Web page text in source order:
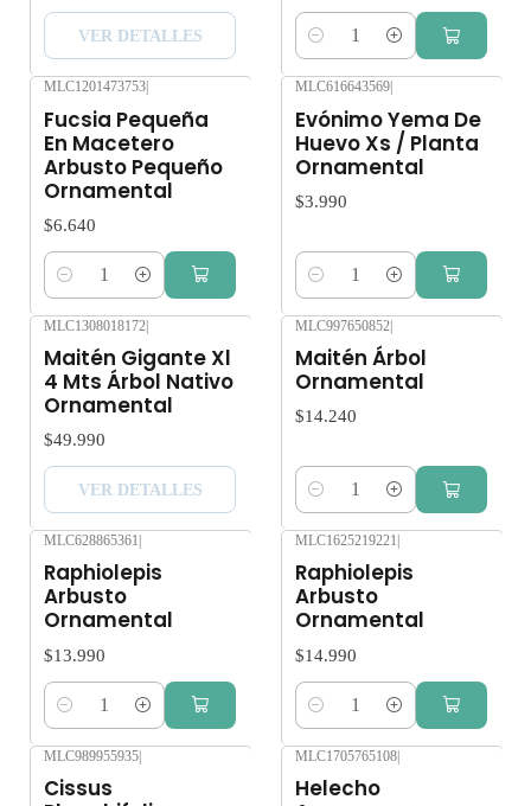
VER DETALLES
Cantidad
MLC1201473753
Fucsia Pequeña
En Macetero
Arbusto Pequeño
Ornamental
$6.640
Cantidad
MLC616643569
Evónimo Yema De
Huevo Xs / Planta
Ornamental
$3.990
Cantidad
MLC1308018172|
Maitén Gigante Xl
4 Mts Árbol Nativo
Ornamental
$49.990
VER DETALLES
MLC997650852|
Maitén Árbol
Ornamental
$14.240
Cantidad
MLC628865361
Raphiolepis
Arbusto
Ornamental
$13.990
Cantidad
MLC1625219221
Raphiolepis
Arbusto
Ornamental
$14.990
Cantidad
MLC989955935|
Cissus
MLC1705765108|
Helecho